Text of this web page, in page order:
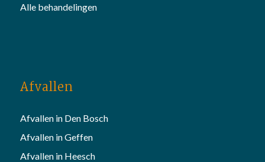
Alle behandelingen
Afvallen
Afvallen in Den Bosch
Afvallen in Geffen
Afvallen in Heesch